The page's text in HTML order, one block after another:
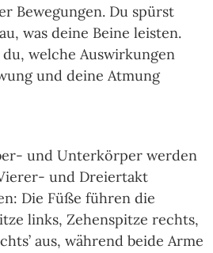
Bewegungen. Du spürst
was deine Beine leisten.
welche Auswirkungen
und deine Atmung
und Unterkörper werden
und Dreiertakt
Die Füße führen die
links, Zehenspitze rechts,
aus, während beide Arme